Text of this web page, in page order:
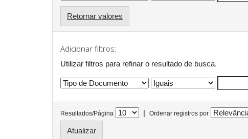
Retornar valores
Adicionar filtros:
Utilizar filtros para refinar o resultado de busca.
Resultados/Página | Ordenar registros por